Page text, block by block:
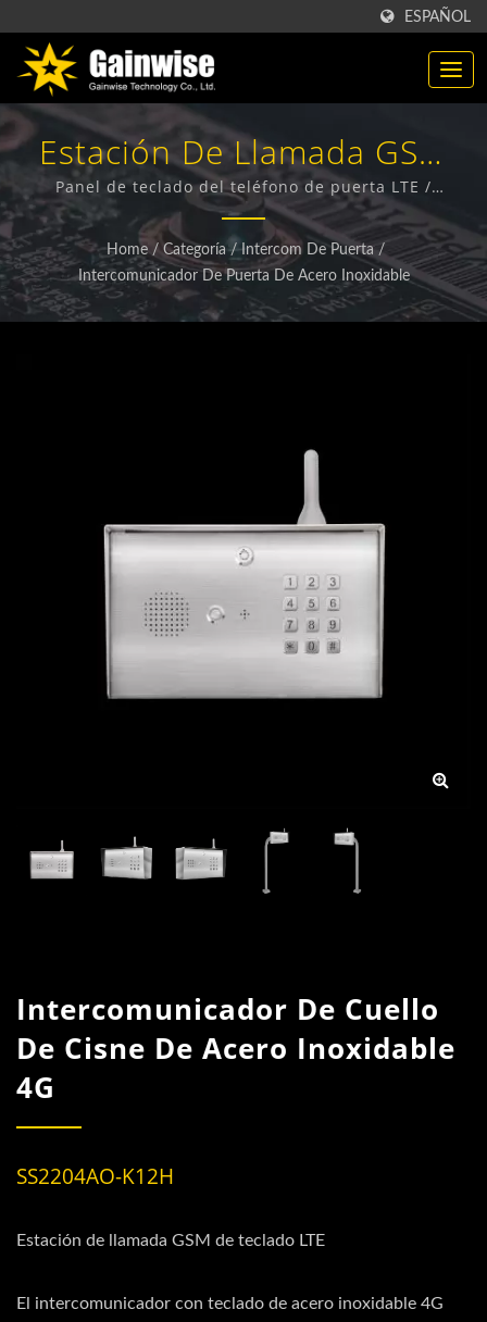
ESPAÑOL
Estación De Llamada GSM
De Teclado LTE / Fabricante
De Productos Inalámbricos
4G / 5G | Gainwise
Technology Co., Ltd.
Panel de teclado del teléfono de puerta LTE /
GAINWISE es un fabricante y exportador especializado
en el diseño, desarrollo y fabricación de Terminales
Inalámbricos Fijos, Intercomunicadores de Puerta 4G,
Abrepuertas 4G y Detectores de Humo 4G.
Home / Categoría / Intercom De Puerta /
Intercomunicador De Puerta De Acero Inoxidable
Intercomunicador De Cuello
De Cisne De Acero Inoxidable
4G
SS2204AO-K12H
Estación de llamada GSM de teclado LTE
El intercomunicador con teclado de acero inoxidable 4G